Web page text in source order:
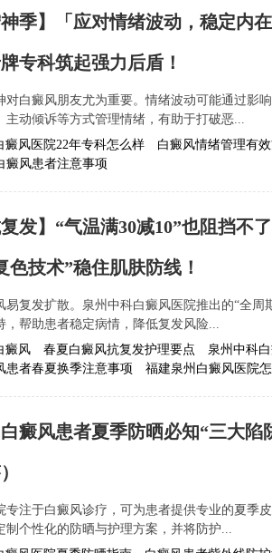
神季】「应对情绪波动，稳定内
专科筑起强力后盾！
对白癜风朋友尤为重要。情绪波动可能通过影
主动倾诉等方式管理情绪，有助于打破恶...
癜风医院22年专科怎么样
白癜风情绪管理有
癜风患者注意事项
复发】“气温满30减10”也阻挡不
色技术”稳住肌肤防线！
易复发扩散。泉州中科白癜风医院推出的“全
，帮助患者稳定病情，降低复发风险...
癜风 春夏白癜风抗复发护理要点
泉州中科
患者春夏换季注意事项 福建泉州白癜风医院
白癜风患者夏季防晒必知“三大
专注于白癜风诊疗，可为患者提供专业的夏季
个性化的防晒与护理方案，并将防护...